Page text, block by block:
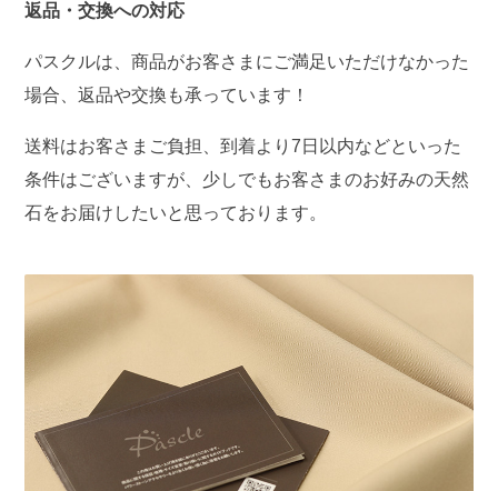
返品・交換への対応
パスクルは、商品がお客さまにご満足いただけなかった
場合、返品や交換も承っています！
送料はお客さまご負担、到着より7日以内などといった
条件はございますが、少しでもお客さまのお好みの天然
石をお届けしたいと思っております。